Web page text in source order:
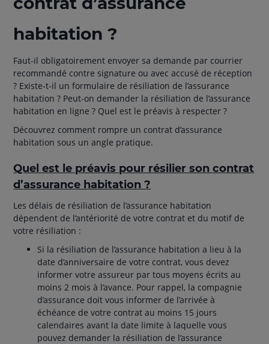
habitation ?
Faut-il obligatoirement envoyer sa demande par courrier
recommandé contre signature ou avec accusé de réception
? Existe-t-il un formulaire de résiliation de l’assurance
habitation ? Peut-on demander la résiliation de l’assurance
habitation en ligne ? Quel est le préavis à respecter ?
Découvrez comment rompre un contrat d’assurance
habitation sous un angle pratique.
Quel est le préavis pour résilier son contrat
d’assurance habitation ?
Les délais de résiliation de l’assurance habitation
dépendent de l’antériorité de votre contrat et du motif de
votre résiliation :
Si la résiliation de l’assurance habitation a lieu à la
date d’anniversaire de votre contrat, vous devez
informer votre assureur par tous moyens écrits au
moins 2 mois à l’avance. Pour rappel, la compagnie
d’assurance doit vous informer de l’arrivée à
échéance de votre contrat au moins 15 jours
calendaires avant la date limite à laquelle vous
pouvez demander la résiliation de l’assurance